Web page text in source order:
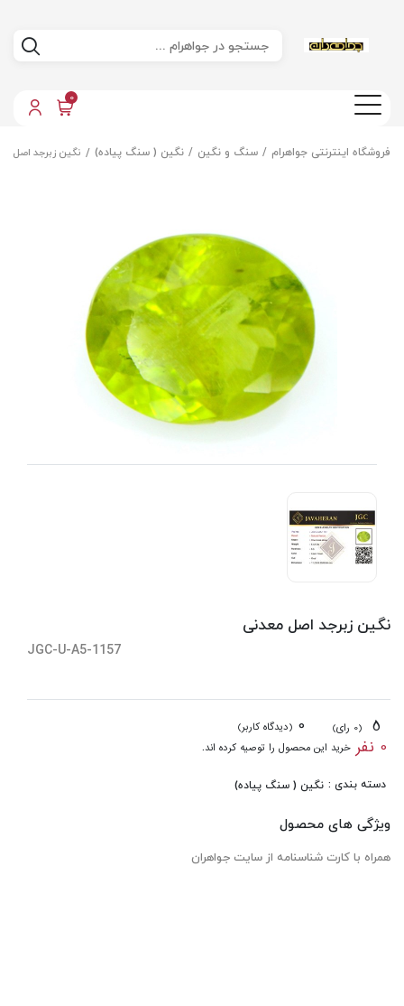
0
فروشگاه اینترنتی جواهرام سنگ و نگین نگین ( سنگ پیاده) نگین زبرجد اصل
نگین زبرجد اصل معدنی
JGC-U-A5-1157
(0 رای) 0 (دیدگاه کاربر)
0 نفر خرید این محصول را توصیه کرده اند.
دسته بندی : نگین ( سنگ پیاده)
ویژگی های محصول
همراه با کارت شناسنامه از سایت جواهران